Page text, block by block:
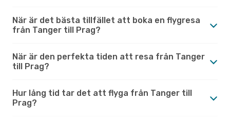
När är det bästa tillfället att boka en flygresa
från Tanger till Prag?
När är den perfekta tiden att resa från Tanger
till Prag?
Hur lång tid tar det att flyga från Tanger till
Prag?